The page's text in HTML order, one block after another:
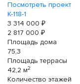
Посмотреть проект
К-118-1
3 314 000 ₽
2 817 000 ₽
Площадь дома
75,3
Площадь террасы
42,2 м2
Количество этажей